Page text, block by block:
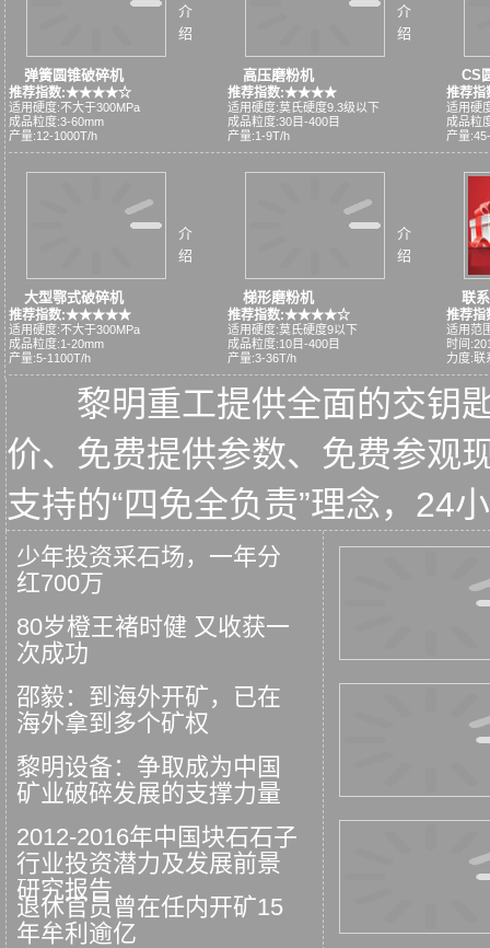
弹簧圆锥破碎机
推荐指数:★★★★☆
适用硬度:不大于300MPa
成品粒度:3-60mm
产量:12-1000T/h
介
绍
高压磨粉机
推荐指数:★★★★
适用硬度:莫氏硬度9.3级以下
成品粒度:30目-400目
产量:1-9T/h
介
绍
CS
推荐
适用硬
成品粒
产量
大型鄂式破碎机
推荐指数:★★★★★
适用硬度:不大于300MPa
成品粒度:1-20mm
产量:5-1100T/h
介
绍
梯形磨粉机
推荐指数:★★★★☆
适用硬度:莫氏硬度9以下
成品粒度:10目-400目
产量:3-36T/h
介
绍
联
推荐
适用范
时间
力度:联
黎明重工提供全面的交钥
价、免费提供参数、免费参观
支持的“四免全负责”理念，24
少年投资采石场，一年分
红700万
80岁橙王褚时健 又收获一
次成功
邵毅：到海外开矿，已在
海外拿到多个矿权
黎明设备：争取成为中国
矿业破碎发展的支撑力量
2012-2016年中国块石石子
行业投资潜力及发展前景
研究报告
退休官员曾在任内开矿15
年牟利逾亿